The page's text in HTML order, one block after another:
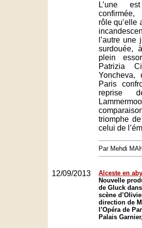
L’une
rôle qu’elle
l’autre une
surdouée,
plein
Patrizia
Yoncheva,
Paris
reprise
triomphe
celui de
Par Mehdi
12/09/2013
Alceste en
Nouvelle
de Gluck
scène
direction de
l’Opéra de
Palais